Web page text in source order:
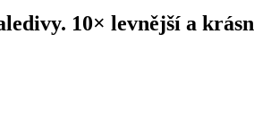
10× levnější a